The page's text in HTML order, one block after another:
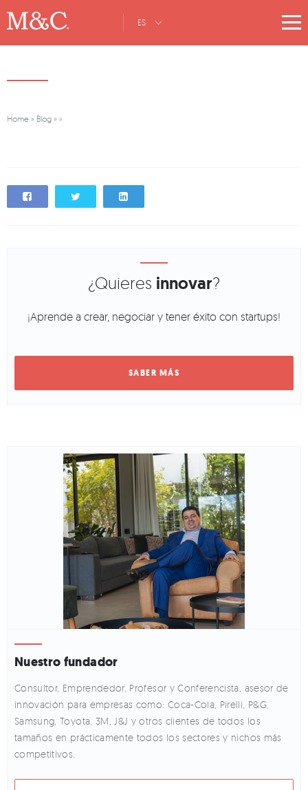
ES
Home » Blog » »
¿Quieres innovar?
¡Aprende a crear, negociar y tener éxito con startups!
Nuestro fundador
Consultor, Emprendedor, Profesor y Conferencista, asesor de
innovación para empresas como: Coca-Cola, Pirelli, P&G,
Samsung, Toyota, 3M, J&J y otros clientes de todos los
tamaños en prácticamente todos los sectores y nichos más
competitivos.